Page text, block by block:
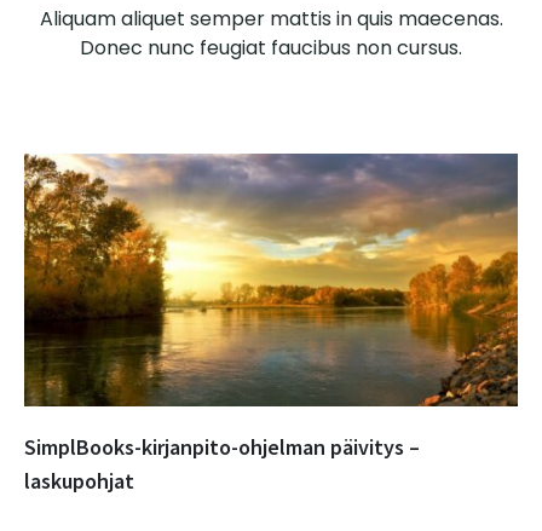
SimplBooks-kirjanpito-ohjelman päivitys –
laskupohjat